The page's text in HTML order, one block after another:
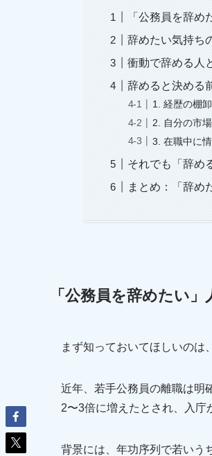
「公務員を辞
辞めたい気持ち
衝動で辞める人
辞めると決める
1. 経歴の棚
2. 自分の市
3. 在職中に
それでも「辞め
まとめ：「辞め
「公務員を辞めたい
まず知っておいてほしいのは、
近年、若手公務員の離職は明
2〜3倍に増えたとされ、入庁
背景には、年功序列で若いう